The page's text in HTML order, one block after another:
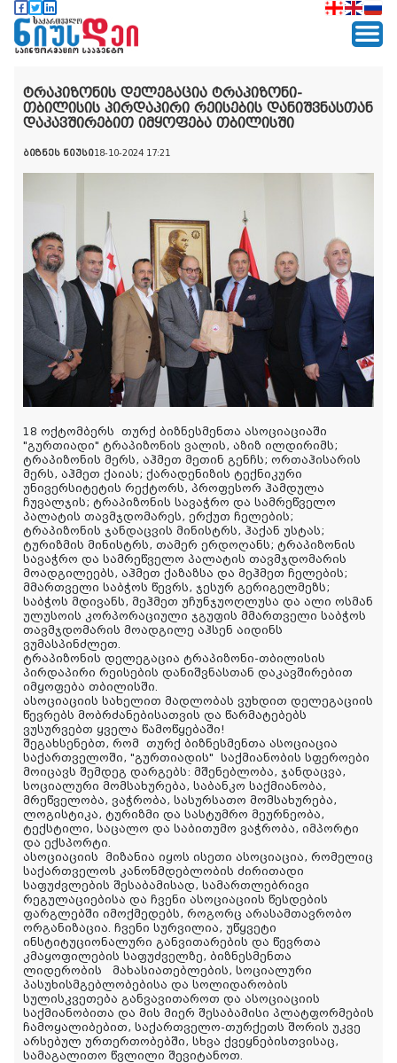
ტრაპიზონის დელეგაცია ტრაპიზონი-
თბილისის პირდაპირი რეისების დანიშვნასთან
დაკავშირებით იმყოფება თბილისში
ბიზნეს ნიუსი18-10-2024 17:21
18 ოქტომბერს თურქ ბიზნესმენთა ასოციაციაში
"გურთიადი" ტრაპიზონის ვალის, აზიზ ილდირიმს;
ტრაპიზონის მერს, აჰმეთ მეთინ გენჩს; ორთაჰისარის
მერს, აჰმეთ ქაიას; ქარადენიზის ტექნიკური
უნივერსიტეტის რექტორს, პროფესორ ჰამდულა
ჩუვალჯის; ტრაპიზონის სავაჭრო და სამრეწველო
პალატის თავმჯდომარეს, ერქუთ ჩელების;
ტრაპიზონის ჯანდაცვის მინისტრს, ჰაქან უსტას;
ტურიზმის მინისტრს, თამერ ერდოღანს; ტრაპიზონის
სავაჭრო და სამრეწველო პალატის თავმჯდომარის
მოადგილეებს, აჰმეთ ქაზაზსა და მეჰმეთ ჩელების;
მმართველი საბჭოს წევრს, ჯესურ გერიგელმეზს;
საბჭოს მდივანს, მეჰმეთ უჩუნჯუოღლუსა და ალი ოსმან
ულუსოის კორპორაციული ჯგუფის მმართველი საბჭოს
თავმჯდომარის მოადგილე აჰსენ აიდინს
ვუმასპინძლეთ.
ტრაპიზონის დელეგაცია ტრაპიზონი-თბილისის
პირდაპირი რეისების დანიშვნასთან დაკავშირებით
იმყოფება თბილისში.
ასოციაციის სახელით მადლობას ვუხდით დელეგაციის
წევრებს მობრძანებისათვის და წარმატებებს
ვუსურვებთ ყველა წამოწყებაში!
შეგახსენებთ, რომ თურქ ბიზნესმენთა ასოციაცია
საქართველოში, "გურთიადის" საქმიანობის სფეროები
მოიცავს შემდეგ დარგებს: მშენებლობა, ჯანდაცვა,
სოციალური მომსახურება, საბანკო საქმიანობა,
მრეწველობა, ვაჭრობა, სასურსათო მომსახურება,
ლოგისტიკა, ტურიზმი და სასტუმრო მეურნეობა,
ტექსტილი, საცალო და საბითუმო ვაჭრობა, იმპორტი
და ექსპორტი.
ასოციაციის მიზანია იყოს ისეთი ასოციაცია, რომელიც
საქართველოს კანონმდებლობის ძირითადი
საფუძვლების შესაბამისად, სამართლებრივი
რეგულაციებისა და ჩვენი ასოციაციის წესდების
ფარგლებში იმოქმედებს, როგორც არასამთავრობო
ორგანიზაცია. ჩვენი სურვილია, უწყვეტი
ინსტიტუციონალური განვითარების და წევრთა
კმაყოფილების საფუძველზე, ბიზნესმენთა
ლიდერობის მახასიათებლების, სოციალური
პასუხისმგებლობებისა და სოლიდარობის
სულისკვეთება განვავითაროთ და ასოციაციის
საქმიანობითა და მის მიერ შესაბამისი პლატფორმების
ჩამოყალიბებით, საქართველო-თურქეთს შორის უკვე
არსებულ ურთერთობებში, სხვა ქვეყნებისთვისაც,
სამაგალითო წვლილი შევიტანოთ.